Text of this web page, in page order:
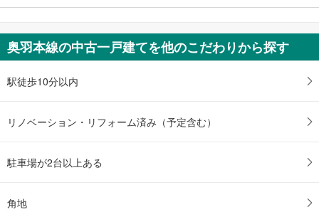
奥羽本線の中古一戸建てを他のこだわりから探す
駅徒歩10分以内
リノベーション・リフォーム済み（予定含む）
駐車場が2台以上ある
角地